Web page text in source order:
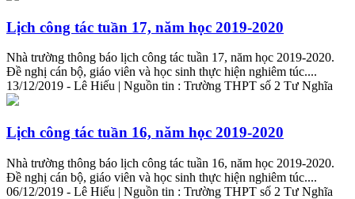
Lịch công tác tuần 17, năm học 2019-2020
Nhà trường thông báo lịch công tác tuần 17, năm học 2019-2020.
Đề nghị cán bộ, giáo viên và học sinh thực hiện nghiêm túc....
13/12/2019 - Lê Hiếu | Nguồn tin : Trường THPT số 2 Tư Nghĩa
Lịch công tác tuần 16, năm học 2019-2020
Nhà trường thông báo lịch công tác tuần 16, năm học 2019-2020.
Đề nghị cán bộ, giáo viên và học sinh thực hiện nghiêm túc....
06/12/2019 - Lê Hiếu | Nguồn tin : Trường THPT số 2 Tư Nghĩa